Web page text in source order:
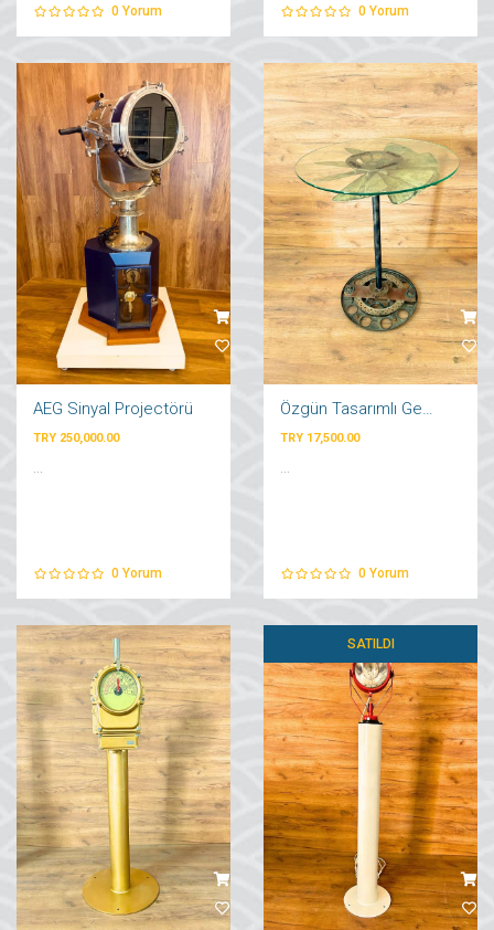
0 Yorum 0 Yorum
AEG Sinyal Projectörü
TRY 250,000.00
0 Yorum
Özgün Tasarımlı Gemi Pervanesi Masa
TRY 17,500.00
0 Yorum
SATILDI